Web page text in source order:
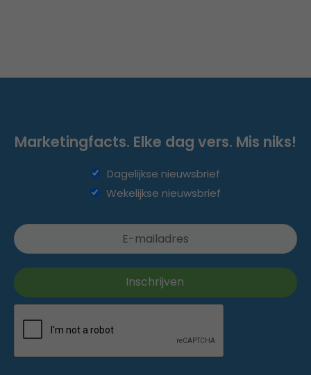
Marketingfacts. Elke dag vers. Mis niks!
Dagelijkse nieuwsbrief
Wekelijkse nieuwsbrief